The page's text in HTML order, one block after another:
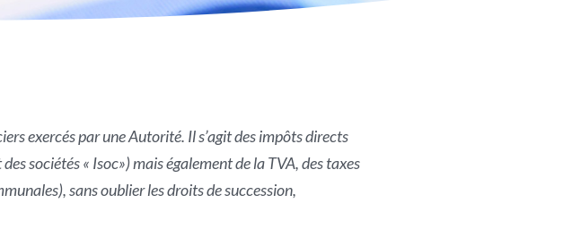
exercés par une Autorité. Il s’agit des impôts directs
sociétés « Isoc») mais également de la TVA, des taxes
sans oublier les droits de succession,